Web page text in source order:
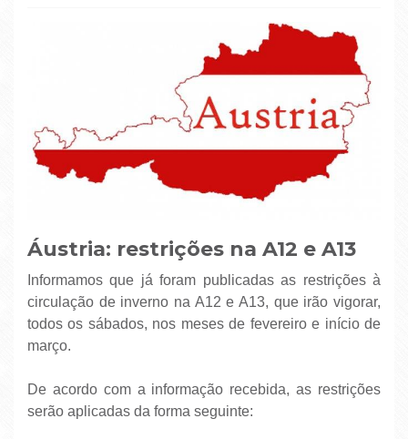
Áustria: restrições na A12 e A13
Informamos que já foram publicadas as restrições à
circulação de inverno na A12 e A13, que irão vigorar,
todos os sábados, nos meses de fevereiro e início de
março.
De acordo com a informação recebida, as restrições
serão aplicadas da forma seguinte: